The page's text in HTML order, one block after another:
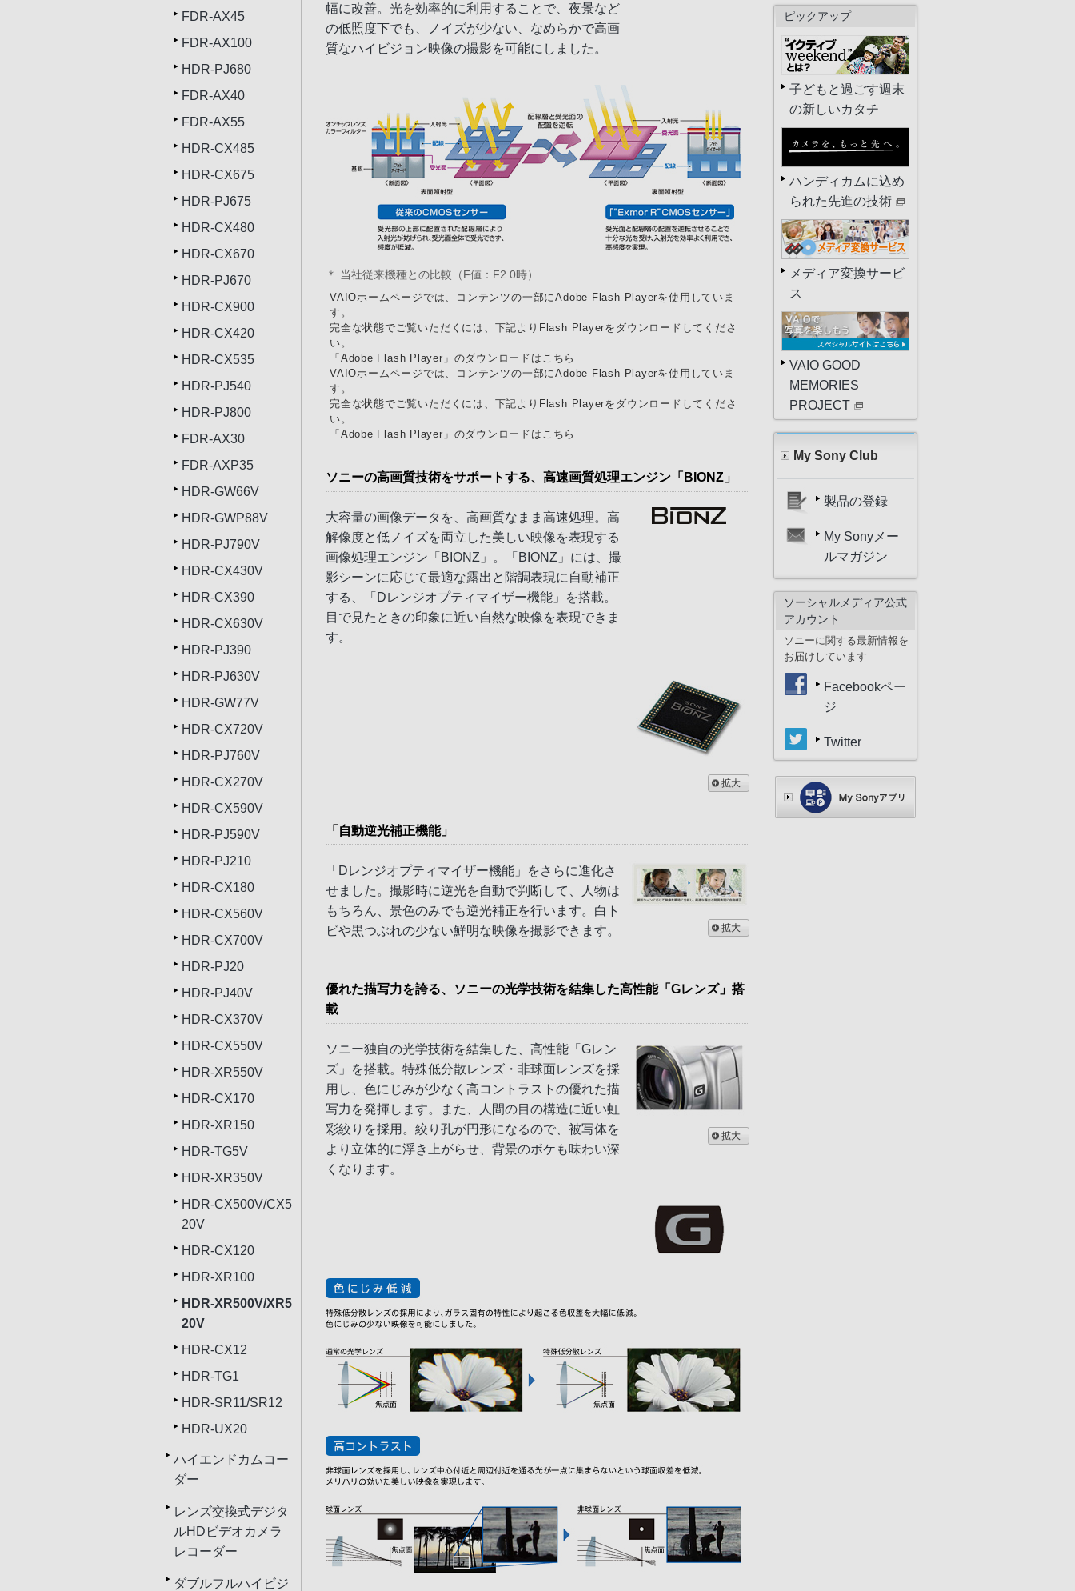
FDR-AX45
FDR-AX100
HDR-PJ680
FDR-AX40
FDR-AX55
HDR-CX485
HDR-CX675
HDR-PJ675
HDR-CX480
HDR-CX670
HDR-PJ670
HDR-CX900
HDR-CX420
HDR-CX535
HDR-PJ540
HDR-PJ800
FDR-AX30
FDR-AXP35
HDR-GW66V
HDR-GWP88V
HDR-PJ790V
HDR-CX430V
HDR-CX390
HDR-CX630V
HDR-PJ390
HDR-PJ630V
HDR-GW77V
HDR-CX720V
HDR-PJ760V
HDR-CX270V
HDR-CX590V
HDR-PJ590V
HDR-PJ210
HDR-CX180
HDR-CX560V
HDR-CX700V
HDR-PJ20
HDR-PJ40V
HDR-CX370V
HDR-CX550V
HDR-XR550V
HDR-CX170
HDR-XR150
HDR-TG5V
HDR-XR350V
HDR-CX500V/CX5
20V
HDR-CX120
HDR-XR100
HDR-XR500V/XR5
20V
HDR-CX12
HDR-TG1
HDR-SR11/SR12
HDR-UX20
ハイエンドカムコー
ダー
レンズ交換式デジタ
ルHDビデオカメラ
レコーダー
ダブルフルハイビジ
幅に改善。光を効率的に利用することで、夜景など
の低照度下でも、ノイズが少ない、なめらかで高画
質なハイビジョン映像の撮影を可能にしました。
＊ 当社従来機種との比較（F値：F2.0時）
VAIOホームページでは、コンテンツの一部にAdobe Flash Playerを使用していま
す。
完全な状態でご覧いただくには、下記よりFlash Playerをダウンロードしてくださ
い。
「Adobe Flash Player」のダウンロードはこちら
VAIOホームページでは、コンテンツの一部にAdobe Flash Playerを使用していま
す。
完全な状態でご覧いただくには、下記よりFlash Playerをダウンロードしてくださ
い。
「Adobe Flash Player」のダウンロードはこちら
ソニーの高画質技術をサポートする、高速画質処理エンジン「BIONZ」
大容量の画像データを、高画質なまま高速処理。高
解像度と低ノイズを両立した美しい映像を表現する
画像処理エンジン「BIONZ」。「BIONZ」には、撮
影シーンに応じて最適な露出と階調表現に自動補正
する、「Dレンジオプティマイザー機能」を搭載。
目で見たときの印象に近い自然な映像を表現できま
す。
拡大
「自動逆光補正機能」
「Dレンジオプティマイザー機能」をさらに進化さ
せました。撮影時に逆光を自動で判断して、人物は
もちろん、景色のみでも逆光補正を行います。白ト
ビや黒つぶれの少ない鮮明な映像を撮影できます。
拡大
優れた描写力を誇る、ソニーの光学技術を結集した高性能「Gレンズ」搭
載
ソニー独自の光学技術を結集した、高性能「Gレン
ズ」を搭載。特殊低分散レンズ・非球面レンズを採
用し、色にじみが少なく高コントラストの優れた描
写力を発揮します。また、人間の目の構造に近い虹
彩絞りを採用。絞り孔が円形になるので、被写体を
より立体的に浮き上がらせ、背景のボケも味わい深
くなります。
拡大
ピックアップ
子どもと過ごす週末
の新しいカタチ
ハンディカムに込め
られた先進の技術
メディア変換サービ
ス
VAIO GOOD
MEMORIES
PROJECT
My Sony Club
製品の登録
My Sonyメー
ルマガジン
ソーシャルメディア公式
アカウント
ソニーに関する最新情報を
お届けしています
Facebookペー
ジ
Twitter